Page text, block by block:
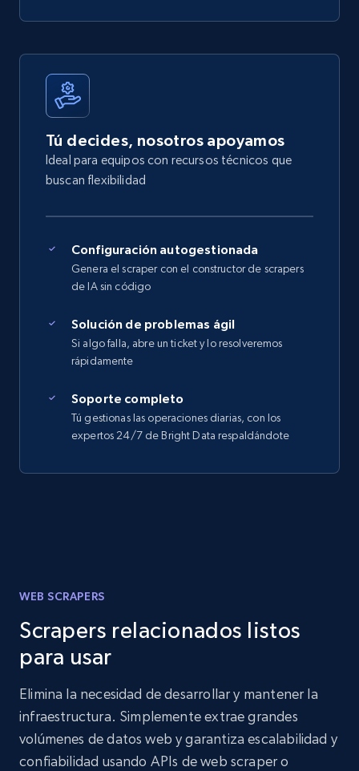
Tú decides, nosotros apoyamos
Ideal para equipos con recursos técnicos que
buscan flexibilidad
Configuración autogestionada
Genera el scraper con el constructor de scrapers
de IA sin código
Solución de problemas ágil
Si algo falla, abre un ticket y lo resolveremos
rápidamente
Soporte completo
Tú gestionas las operaciones diarias, con los
expertos 24/7 de Bright Data respaldándote
WEB SCRAPERS
Scrapers relacionados listos
para usar
Elimina la necesidad de desarrollar y mantener la
infraestructura. Simplemente extrae grandes
volúmenes de datos web y garantiza escalabilidad y
confiabilidad usando APIs de web scraper o